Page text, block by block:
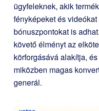
ügyfeleknek, akik
fényképeket és
bónuszpontokat is
követő élményt az
körforgásává alakítja,
miközben magas
generál.